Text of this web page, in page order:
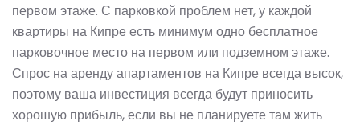
первом этаже. С парковкой проблем нет, у каждой
квартиры на Кипреесть минимум одно бесплатное
парковочное место на первом или подземном этаже.
Спрос на аренду апартаментов на Кипре всегда высок,
поэтому ваша инвестиция всегда будут приносить
хорошую прибыль, если вы не планируете там жить